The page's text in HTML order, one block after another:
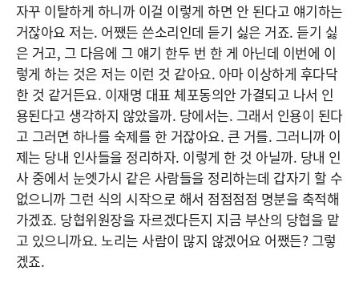
자꾸 이탈하게 하니까 이걸 이렇게 하면 안 된다고 얘기하는
거잖아요 저는. 어쨌든 쓴소리인데 듣기 싫은 거죠. 듣기 싫
은 거고, 그 다음에 그 얘기 한두 번 한 게 아닌데 이번에 이
렇게 하는 것은 저는 이런 것 같아요. 아마 이상하게 후다닥
한 것 같거든요. 이재명 대표 체포동의안 가결되고 나서 인
용된다고 생각하지 않았을까. 당에서는. 그래서 인용이 된다
고 그러면 하나를 숙제를 한 거잖아요. 큰 거를. 그러니까 이
제는 당내 인사들을 정리하자. 이렇게 한 것 아닐까. 당내 인
사 중에서 눈엣가시 같은 사람들을 정리하는데 갑자기 할 수
없으니까 그런 식의 시작으로 해서 점점점점 명분을 축적해
가겠죠. 당협위원장을 자르겠다든지 지금 부산의 당협을 맡
고 있으니까요. 노리는 사람이 많지 않겠어요 어쨌든? 그렇
겠죠.